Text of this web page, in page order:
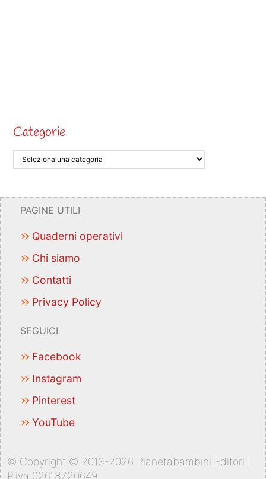
Categorie
PAGINE UTILI
Quaderni operativi
Chi siamo
Contatti
Privacy Policy
SEGUICI
Facebook
Instagram
Pinterest
YouTube
© Copyright © 2013-2026 Pianetabambini Editori |
P.iva 02618720649